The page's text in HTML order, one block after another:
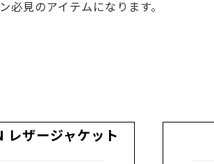
必見のアイテムになります。
レザージャケット